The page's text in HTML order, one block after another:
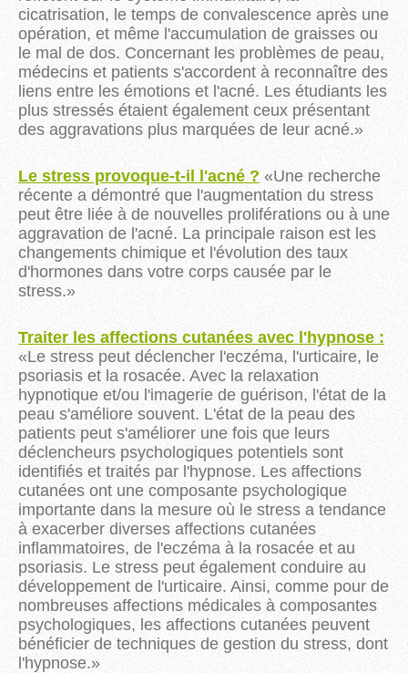
cicatrisation, le temps de convalescence après une
opération, et même l'accumulation de graisses ou
le mal de dos. Concernant les problèmes de peau,
médecins et patients s'accordent à reconnaître des
liens entre les émotions et l'acné. Les étudiants les
plus stressés étaient également ceux présentant
des aggravations plus marquées de leur acné.»
Le stress provoque-t-il l'acné ? «Une recherche
récente a démontré que l'augmentation du stress
peut être liée à de nouvelles proliférations ou à une
aggravation de l'acné. La principale raison est les
changements chimique et l'évolution des taux
d'hormones dans votre corps causée par le
stress.»
Traiter les affections cutanées avec l'hypnose :
«Le stress peut déclencher l'eczéma, l'urticaire, le
psoriasis et la rosacée. Avec la relaxation
hypnotique et/ou l'imagerie de guérison, l'état de la
peau s'améliore souvent. L'état de la peau des
patients peut s'améliorer une fois que leurs
déclencheurs psychologiques potentiels sont
identifiés et traités par l'hypnose. Les affections
cutanées ont une composante psychologique
importante dans la mesure où le stress a tendance
à exacerber diverses affections cutanées
inflammatoires, de l'eczéma à la rosacée et au
psoriasis. Le stress peut également conduire au
développement de l'urticaire. Ainsi, comme pour de
nombreuses affections médicales à composantes
psychologiques, les affections cutanées peuvent
bénéficier de techniques de gestion du stress, dont
l'hypnose.»